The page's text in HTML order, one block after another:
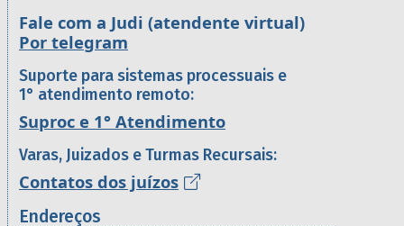
Fale com a Judi (atendente virtual)
Por telegram
Suporte para sistemas processuais e
1° atendimento remoto:
Suproc e 1° Atendimento
Varas, Juizados e Turmas Recursais:
Contatos dos juízos
Endereços